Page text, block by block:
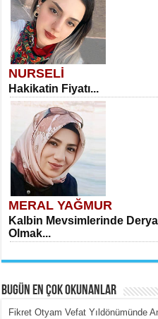
NURSELİ
Hakikatin Fiyatı...
MERAL YAĞMUR
Kalbin Mevsimlerinde
Olmak...
BUGÜN EN ÇOK OKUNANLAR
Fikret Otyam Vefat Yıldönümünde